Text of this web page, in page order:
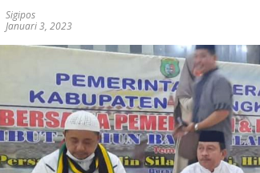
Sigipos
Januari 3, 2023